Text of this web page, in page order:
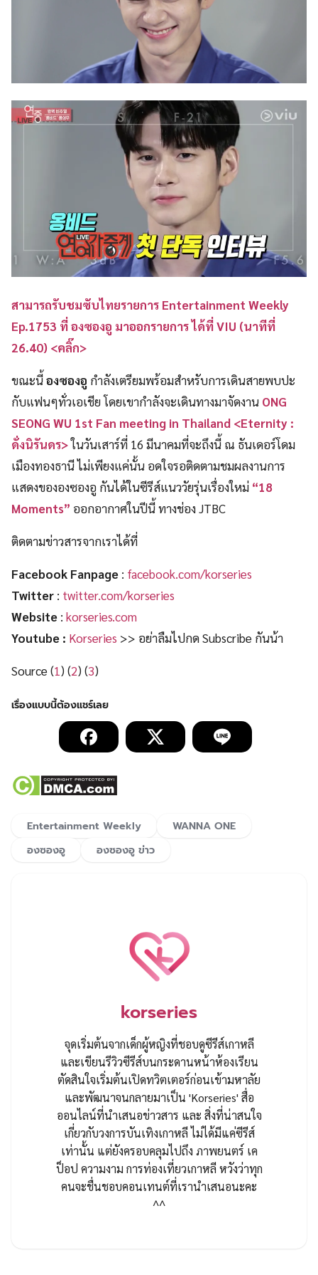
สามารถรับชมซับไทยรายการ Entertainment Weekly
Ep.1753 ที่ องซองอู มาออกรายการ ได้ที่ VIU (นาทีที่
26.40) <คลิ๊ก>
ขณะนี้องซองอู กำลังเตรียมพร้อมสำหรับการเดินสายพบปะ
กับแฟนๆทั่วเอเชีย โดยเขากำลังจะเดินทางมาจัดงาน ONG
SEONG WU 1st Fan meeting in Thailand <Eternity :
ดั่งนิรันดร>ในวันเสาร์ที่ 16 มีนาคมที่จะถึงนี้ ณ ธันเดอร์โดม
เมืองทองธานี ไม่เพียงแค่นั้น อดใจรอติดตามชมผลงานการ
แสดงขององซองอู กันได้ในซีรีส์แนววัยรุ่นเรื่องใหม่ “18
Moments” ออกอากาศในปีนี้ ทางช่อง JTBC
ติดตามข่าวสารจากเราได้ที่
Facebook Fanpage : facebook.com/korseries
Twitter : twitter.com/korseries
Website : korseries.com
Youtube : Korseries >> อย่าลืมไปกด Subscribe กันน้า
Source (1) (2) (3)
Entertainment Weekly
WANNA ONE
องซองอู
องซองอู ข่าว
korseries
จุดเริ่มต้นจากเด็กผู้หญิงที่ชอบดูซีรีส์เกาหลี
และเขียนรีวิวซีรีส์บนกระดานหน้าห้องเรียน
ตัดสินใจเริ่มต้นเปิดทวิตเตอร์ก่อนเข้ามหาลัย
และพัฒนาจนกลายมาเป็น 'Korseries' สื่อ
ออนไลน์ที่นำเสนอข่าวสาร และ สิ่งที่น่าสนใจ
เกี่ยวกับวงการบันเทิงเกาหลี ไม่ได้มีแค่ซีรีส์
เท่านั้น แต่ยังครอบคลุมไปถึง ภาพยนตร์ เค
ป็อป ความงาม การท่องเที่ยวเกาหลี หวังว่าทุก
คนจะชื่นชอบคอนเทนต์ที่เรานำเสนอนะคะ
^^